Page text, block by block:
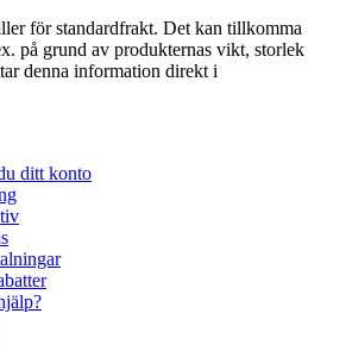
för standardfrakt. Det kan tillkomma
på grund av produkternas vikt, storlek
denna information direkt i
ditt konto